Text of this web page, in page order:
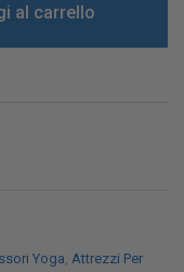
al carrello
Yoga Attrezzi Per